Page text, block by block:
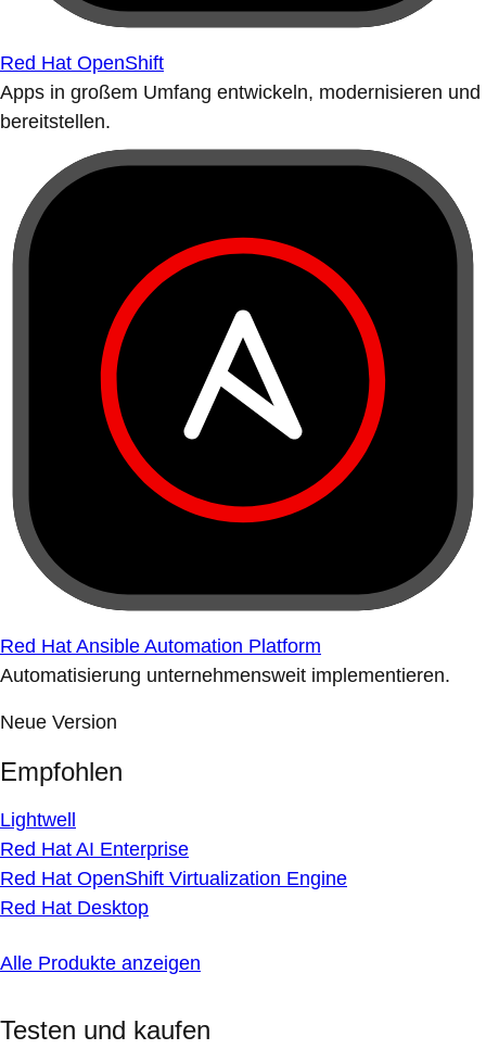
Red Hat OpenShift
Apps in großem Umfang entwickeln, modernisieren und
bereitstellen.
Red Hat Ansible Automation Platform
Automatisierung unternehmensweit implementieren.
Neue Version
Empfohlen
Lightwell
Red Hat AI Enterprise
Red Hat OpenShift Virtualization Engine
Red Hat Desktop
Alle Produkte anzeigen
Testen und kaufen